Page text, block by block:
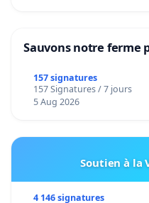
Sauvons notre ferme
157 signatures
157 Signatures / 7 jours
5 Aug 2026
Soutien à la
4 146 signatures